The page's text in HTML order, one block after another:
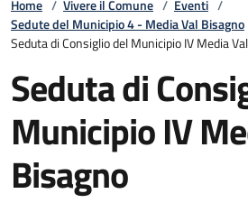
Home / Vivere il Comune / Eventi /
Sedute del Municipio 4 - Media Val Bisagno
Seduta di Consiglio del Municipio IV Media
Seduta di
Municipio IV
Bisagno